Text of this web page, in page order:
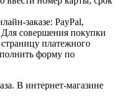
заказе: PayPal,
совершения покупки
платежного
форму по
В интернет-магазине